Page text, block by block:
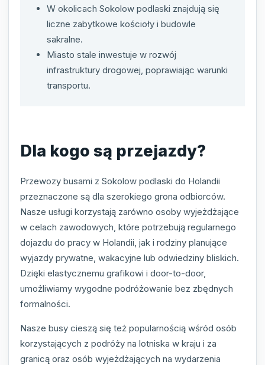
W okolicach Sokolow podlaski znajdują się
liczne zabytkowe kościoły i budowle
sakralne.
Miasto stale inwestuje w rozwój
infrastruktury drogowej, poprawiając warunki
transportu.
Dla kogo są przejazdy?
Przewozy busami z Sokolow podlaski do Holandii
przeznaczone są dla szerokiego grona odbiorców.
Nasze usługi korzystają zarówno osoby wyjeżdżające
w celach zawodowych, które potrzebują regularnego
dojazdu do pracy w Holandii, jak i rodziny planujące
wyjazdy prywatne, wakacyjne lub odwiedziny bliskich.
Dzięki elastycznemu grafikowi i door-to-door,
umożliwiamy wygodne podróżowanie bez zbędnych
formalności.
Nasze busy cieszą się też popularnością wśród osób
korzystających z podróży na lotniska w kraju i za
granicą oraz osób wyjeżdżających na wydarzenia